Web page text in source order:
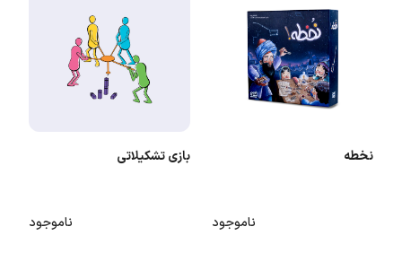
نخطه
ناموجود
بازی تشکیلاتی
ناموجود